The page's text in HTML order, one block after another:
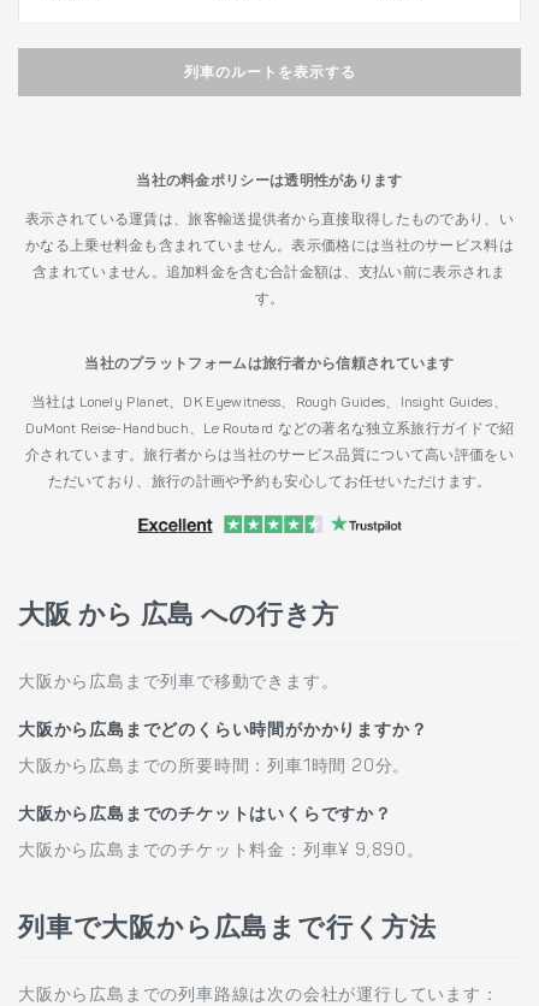
列車のルートを表示する
当社の料金ポリシーは透明性があります
表示されている運賃は、旅客輸送提供者から直接取得したものであり、い
かなる上乗せ料金も含まれていません。表示価格には当社のサービス料は
含まれていません。追加料金を含む合計金額は、支払い前に表示されま
す。
当社のプラットフォームは旅行者から信頼されています
当社は Lonely Planet、DK Eyewitness、Rough Guides、Insight Guides、
DuMont Reise-Handbuch、Le Routard などの著名な独立系旅行ガイドで紹
介されています。旅行者からは当社のサービス品質について高い評価をい
ただいており、旅行の計画や予約も安心してお任せいただけます。
大阪 から 広島 への行き方
大阪から広島まで列車で移動できます。
大阪から広島までどのくらい時間がかかりますか？
大阪から広島までの所要時間：列車1時間 20分。
大阪から広島までのチケットはいくらですか？
大阪から広島までのチケット料金：列車¥ 9,890。
列車で大阪から広島まで行く方法
大阪から広島までの列車路線は次の会社が運行しています：